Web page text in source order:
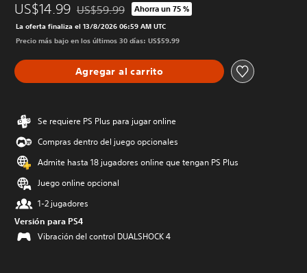
US$14.99 Rebajado del precio original de US$59.99
US$59.99 Ahorra un 75 %
La oferta finaliza el 13/8/2026 06:59 AM UTC
Precio más bajo en los últimos 30 días: US$59.99
Agregar al carrito
Se requiere PS Plus para jugar online
Compras dentro del juego opcionales
Admite hasta 18 jugadores online que tengan PS Plus
Juego online opcional
1-2 jugadores
Versión para PS4
Vibración del control DUALSHOCK 4